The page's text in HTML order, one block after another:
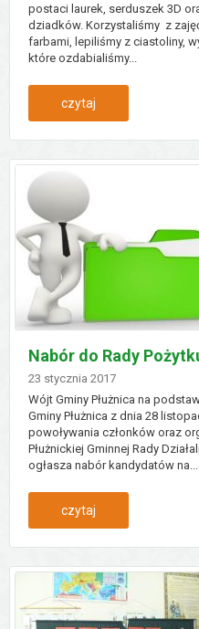
postaci laurek, serduszek 3D
dziadków. Korzystaliśmy z
farbami, lepiliśmy z ciastoliny,
które ozdabialiśmy...
czytaj
zajęcia
w
Nabór do Rady
Dodano
23 stycznia 2017
Wójt Gminy Płużnica na
Gminy Płużnica z dnia 28
powoływania członków oraz
Płużnickiej Gminnej Rady
ogłasza nabór kandydatów na...
czytaj
nabór
do
rady